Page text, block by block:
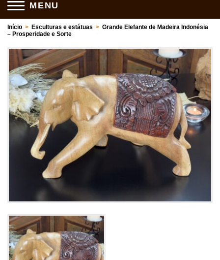
MENU
Início > Esculturas e estátuas > Grande Elefante de Madeira Indonésia
– Prosperidade e Sorte